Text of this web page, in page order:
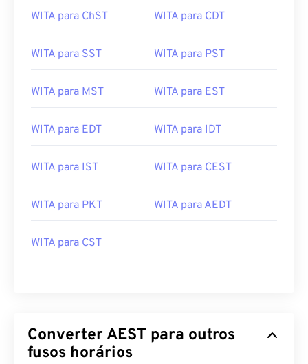
WITA para ChST WITA para CDT
WITA para SST WITA para PST
WITA para MST WITA para EST
WITA para EDT WITA para IDT
WITA para IST WITA para CEST
WITA para PKT WITA para AEDT
WITA para CST
Converter AEST para outros
fusos horários